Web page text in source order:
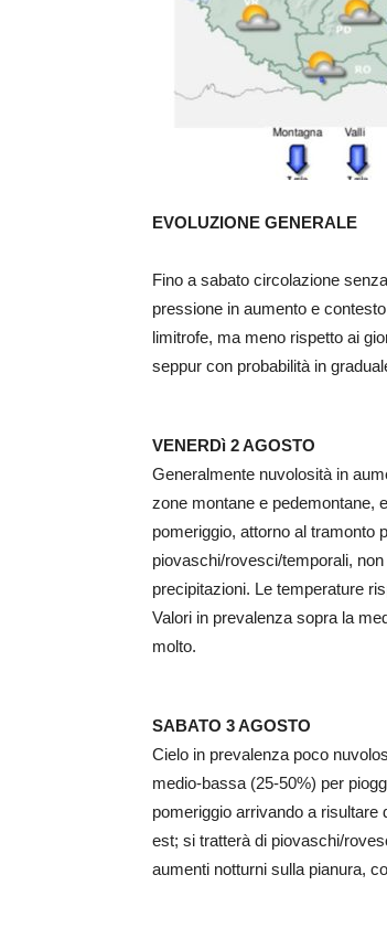
EVOLUZIONE GENERALE
Fino a sabato circolazione
pressione in aumento e
limitrofe, ma meno rispetto ai
seppur con probabilità in
VENERDì 2 AGOSTO
Generalmente nuvolosità in
zone montane e pedemontane,
pomeriggio, attorno al tramonto
piovaschi/rovesci/temporali,
precipitazioni. Le temperature
Valori in prevalenza sopra la
molto.
SABATO 3 AGOSTO
Cielo in prevalenza poco
medio-bassa (25-50%) per
pomeriggio arrivando a
est; si tratterà di piovaschi/
aumenti notturni sulla pianura,